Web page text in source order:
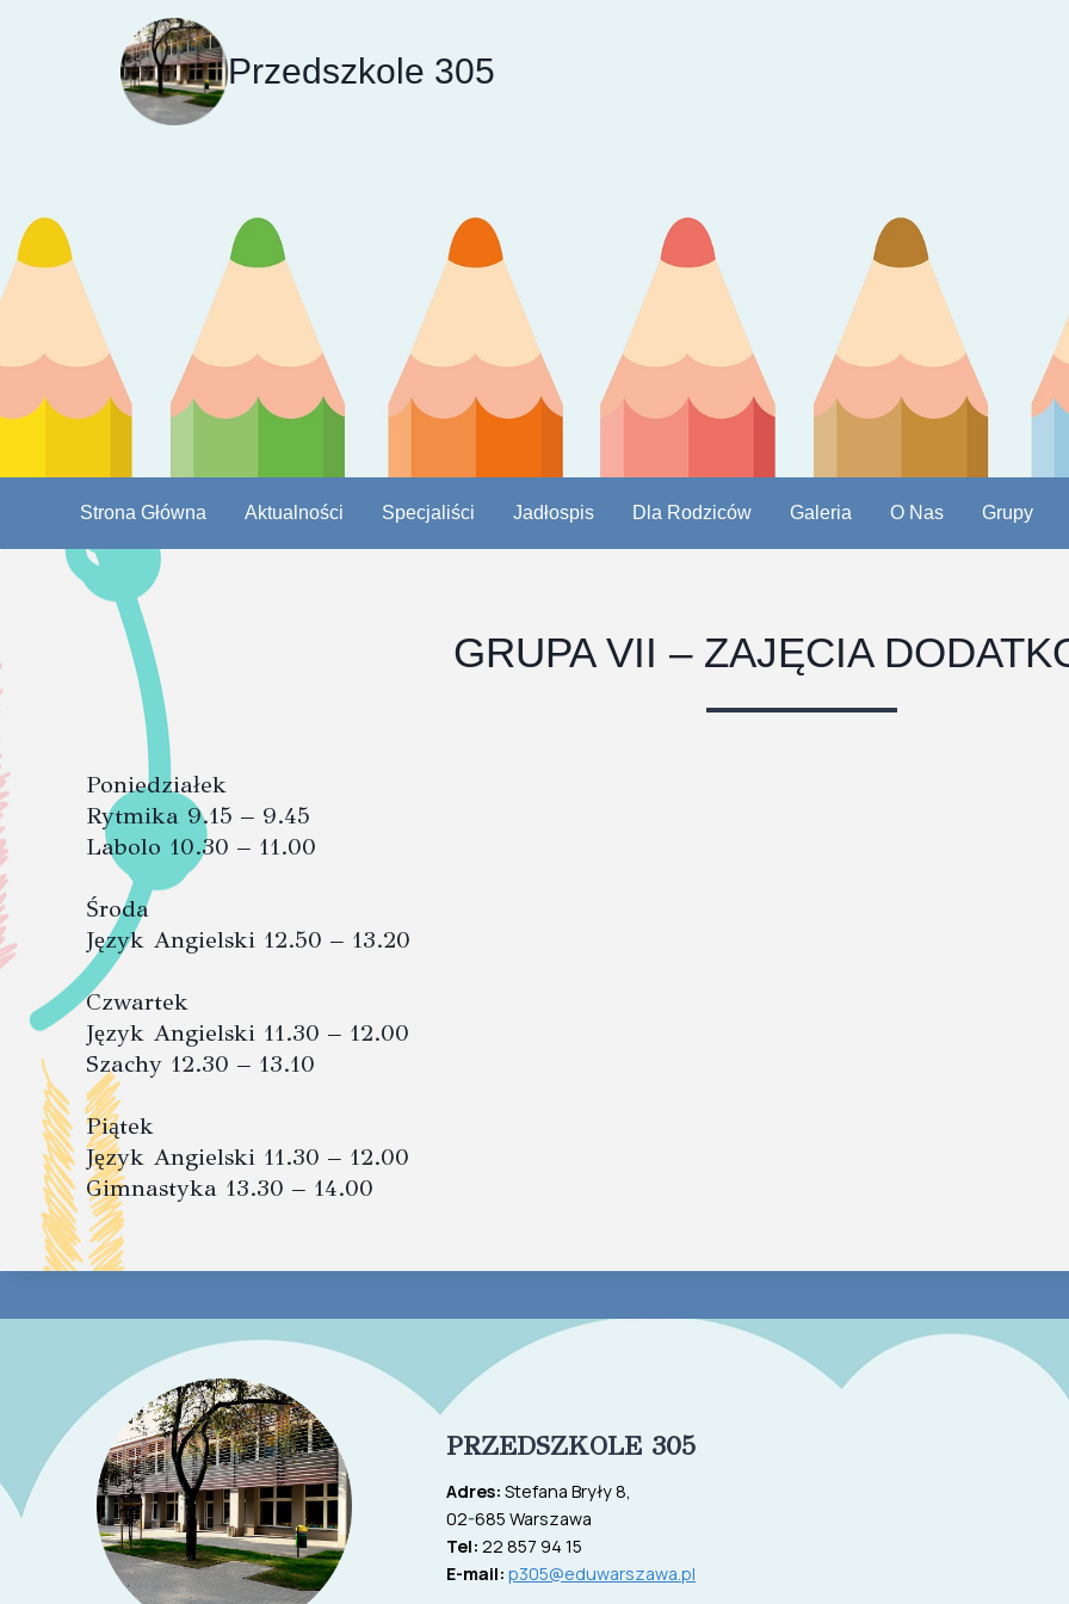
Przedszkole 305
Strona Główna Aktualności Specjaliści Jadłospis Dla Rodziców Galeria O Nas Grupy
GRUPA VII – ZAJĘCIA
Poniedziałek
Rytmika 9.15 – 9.45
Labolo 10.30 – 11.00
Środa
Język Angielski 12.50 – 13.20
Czwartek
Język Angielski 11.30 – 12.00
Szachy 12.30 – 13.10
Piątek
Język Angielski 11.30 – 12.00
Gimnastyka 13.30 – 14.00
PRZEDSZKOLE 305
Adres: Stefana Bryły 8,
02-685 Warszawa
Tel: 22 857 94 15
E-mail: p305@eduwarszawa.pl